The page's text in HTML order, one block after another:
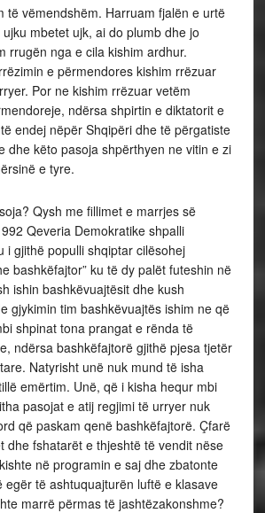
të vëmendshëm. Harruam fjalën e urtë
mbetet ujk, ai do plumb dhe jo
rrugën nga e cila kishim ardhur.
e përmendores kishim rrëzuar
Por ne kishim rrëzuar vetëm
ndërsa shpirtin e diktatorit e
endej nëpër Shqipëri dhe të përgatiste
dhe këto pasoja shpërthyen ne vitin e zi
e tyre.
Qysh me fillimet e marrjes së
Qeveria Demokratike shpalli
i gjithë populli shqiptar cilësohej
bashkëfajtor” ku të dy palët futeshin në
ishin bashkëvuajtësit dhe kush
gjykimin tim bashkëvuajtës ishim ne që
shpinat tona prangat e rënda të
ndërsa bashkëfajtorë gjithë pjesa tjetër
Natyrisht unë nuk mund të isha
emërtim. Unë, që i kisha hequr mbi
pasojat e atij regjimi të urryer nuk
që paskam qenë bashkëfajtorë. Çfarë
dhe fshatarët e thjeshtë të vendit nëse
në programin e saj dhe zbatonte
egër të ashtuquajturën luftë e klasave
marrë përmas të jashtëzakonshme?